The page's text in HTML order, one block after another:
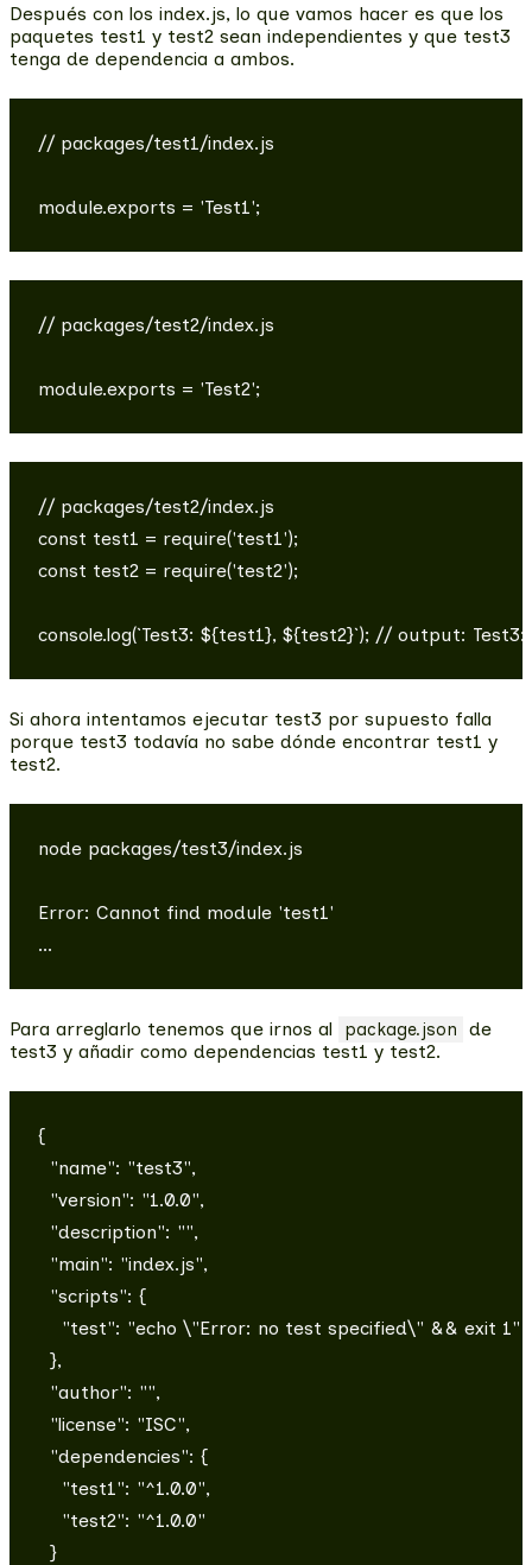
Después con los index.js, lo que vamos hacer es que los
paquetes test1 y test2 sean independientes y que test3
tenga de dependencia a ambos.
// packages/test1/index.js
// packages/test2/index.js
// packages/test2/index.js
const test1 = require('test1');
const test2 = require('test2');
Si ahora intentamos ejecutar test3 por supuesto falla
porque test3 todavía no sabe dónde encontrar test1 y
test2.
node packages/test3/index.js
Error: Cannot find module 'test1'
Para arreglarlo tenemos que irnos al package.json
de
test3 y añadir como dependencias test1 y test2.
{
  "name": "test3",
  "version": "1.0.0",
  "description": "",
  "main": "index.js",
  "scripts": {
    "test": "echo \"Error: no test specified\" && exit 1"
  },
  "author": "",
  "license": "ISC",
  "dependencies": {
    "test1": "^1.0.0",
    "test2": "^1.0.0"
  }